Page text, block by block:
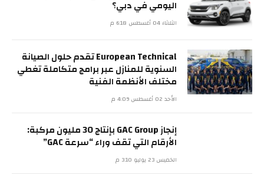
اليومي في دبي؟
الثلاثاء 04 أغسطس 6:18 م
European Technical تقدم حلول الصيانة
السنوية للمنازل عبر برامج متكاملة تغطي
مختلف الأنظمة الفنية
الأحد 02 أغسطس 4:09 م
إنجاز GAC Group بإنتاج 30 مليون مركبة:
الأرقام التي تقف وراء “سرعة GAC”
الخميس 23 يوليو 3:10 م